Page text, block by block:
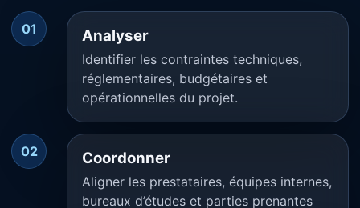
01 Analyser
Identifier les contraintes techniques,
réglementaires, budgétaires et
opérationnelles du projet.
02 Coordonner
Aligner les prestataires, équipes internes,
bureaux d’études et parties prenantes